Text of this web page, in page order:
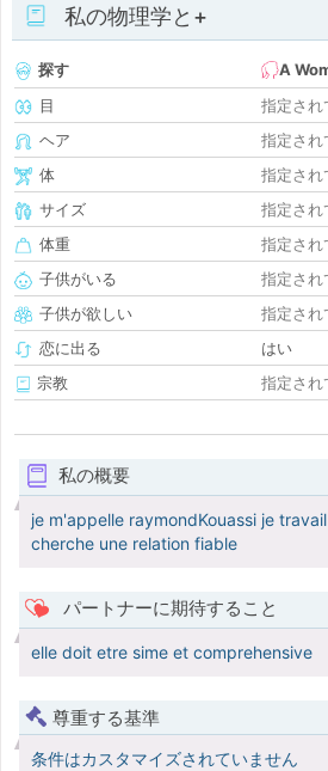
私の物理学と+
探す
A
目
指定され
ヘア
指定され
体
指定され
サイズ
指定され
体重
指定され
子供がいる
指定され
子供が欲しい
指定され
恋に出る
はい
宗教
指定され
私の概要
je m'appelle raymondKouassi je
cherche une relation fiable
パートナーに期待すること
elle doit etre sime et comprehensive
尊重する基準
条件はカスタマイズされていません